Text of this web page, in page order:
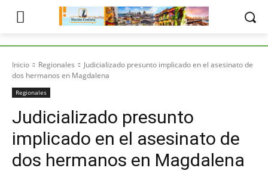
Inicio Regionales
Judicializado presunto implicado en el asesinato de
dos hermanos en Magdalena
Regionales
Judicializado presunto
implicado en el asesinato de
dos hermanos en Magdalena